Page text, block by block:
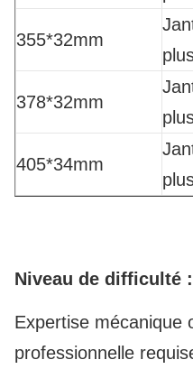
355*32mm
378*32mm
405*34mm
Niveau de difficulté :
Expertise mécanique
professionnelle